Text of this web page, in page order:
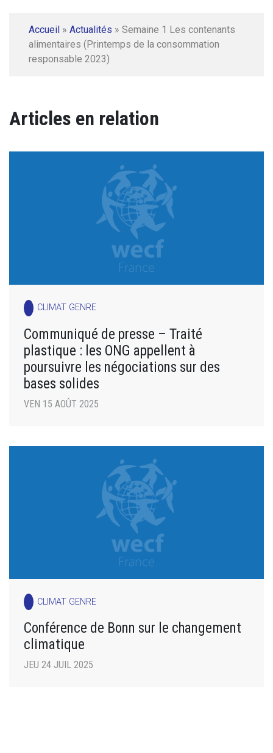
Accueil » Actualités » Semaine 1 Les contenants
alimentaires (Printemps de la consommation
responsable 2023)
Articles en relation
CLIMAT GENRE
Communiqué de presse – Traité
plastique : les ONG appellent à
poursuivre les négociations sur des
bases solides
VEN 15 AOÛT 2025
CLIMAT GENRE
Conférence de Bonn sur le changement
climatique
JEU 24 JUIL 2025